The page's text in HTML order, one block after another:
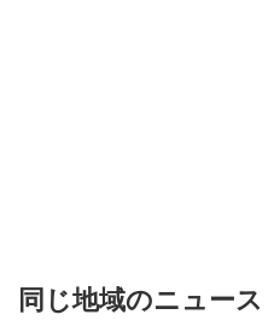
同じ地域のニュース